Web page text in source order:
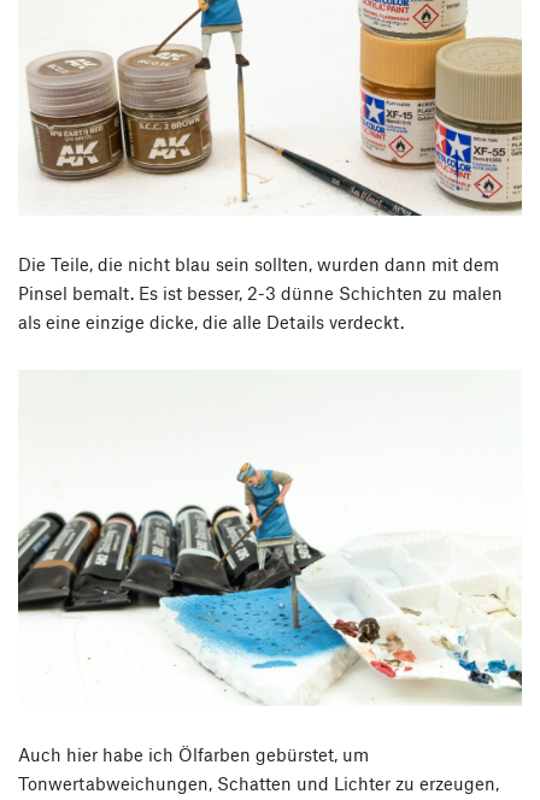
Die Teile, die nicht blau sein sollten, wurden dann mit dem
Pinsel bemalt. Es ist besser, 2-3 dünne Schichten zu malen
als eine einzige dicke, die alle Details verdeckt.
Auch hier habe ich Ölfarben gebürstet, um
Tonwertabweichungen, Schatten und Lichter zu erzeugen,